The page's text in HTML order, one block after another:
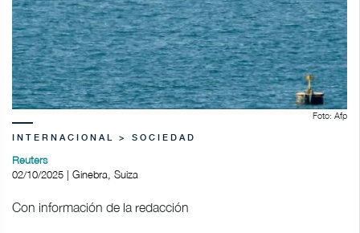
Foto: Afp
INTERNACIONAL > SOCIEDAD
Reuters
02/10/2025 | Ginebra, Suiza
Con información de la redacción